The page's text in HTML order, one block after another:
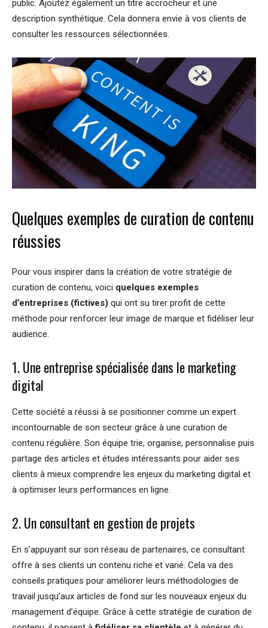
public. Ajoutez également un titre accrocheur et une
description synthétique. Cela donnera envie à vos clients de
consulter les ressources sélectionnées.
Quelques exemples de curation de contenu
réussies
Pour vous inspirer dans la création de votre stratégie de
curation de contenu, voici quelques exemples
d’entreprises (fictives) qui ont su tirer profit de cette
méthode pour renforcer leur image de marque et fidéliser leur
audience.
1. Une entreprise spécialisée dans le marketing
digital
Cette société a réussi à se positionner comme un expert
incontournable de son secteur grâce à une curation de
contenu régulière. Son équipe trie, organise, personnalise puis
partage des articles et études intéressants pour aider ses
clients à mieux comprendre les enjeux du marketing digital et
à optimiser leurs performances en ligne.
2. Un consultant en gestion de projets
En s’appuyant sur son réseau de partenaires, ce consultant
offre à ses clients un contenu riche et varié. Cela va des
conseils pratiques pour améliorer leurs méthodologies de
travail jusqu’aux articles de fond sur les nouveaux enjeux du
management d’équipe. Grâce à cette stratégie de curation de